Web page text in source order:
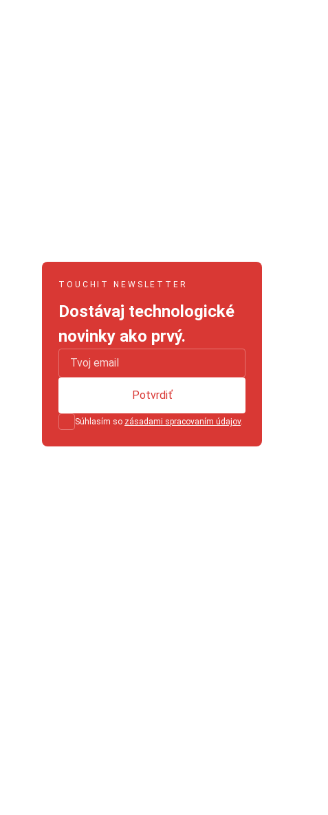
TOUCHIT NEWSLETTER
Dostávaj technologické
novinky ako prvý.
Súhlasím so zásadami spracovaním údajov.
Potvrdiť